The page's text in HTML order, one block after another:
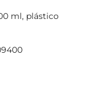
ml, plástico